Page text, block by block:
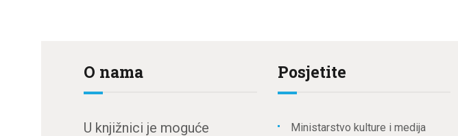
O nama
U knjižnici je moguće
Posjetite
Ministarstvo kulture i medija